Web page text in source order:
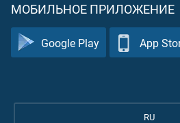
МОБИЛЬНОЕ ПРИЛОЖЕНИЕ
Google Play App
RU